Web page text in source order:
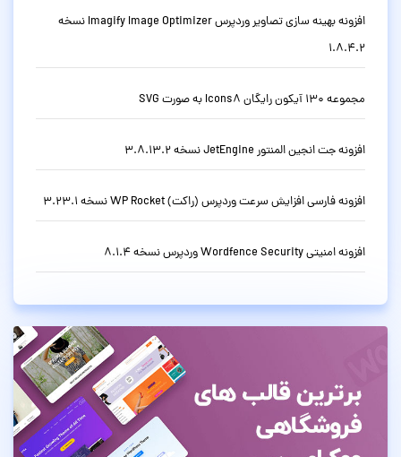
افزونه بهینه سازی تصاویر وردپرس Imagify Image Optimizer نسخه
1.8.4.2
مجموعه 130 آیکون رایگان Icons8 به صورت SVG
افزونه جت انجین المنتور JetEngine نسخه 3.8.13.2
افزونه فارسی افزایش سرعت وردپرس (راکت) WP Rocket نسخه 3.23.1
افزونه امنیتی Wordfence Security وردپرس نسخه 8.1.4